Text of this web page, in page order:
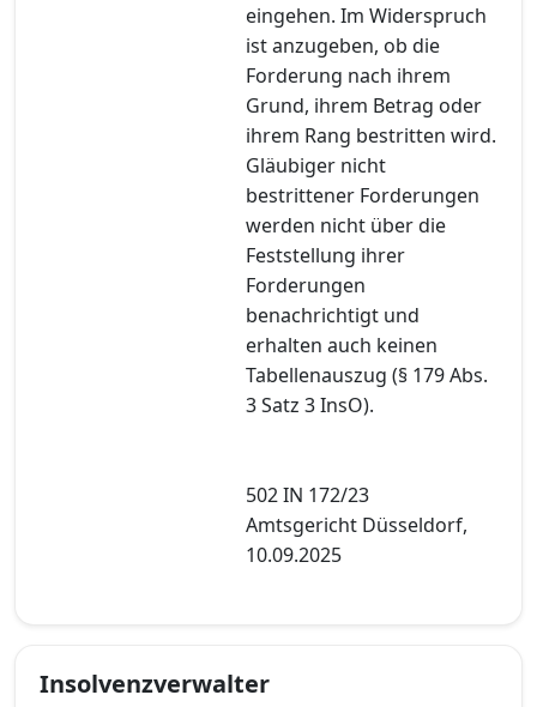
eingehen. Im Widerspruch
ist anzugeben, ob die
Forderung nach ihrem
Grund, ihrem Betrag oder
ihrem Rang bestritten wird.
Gläubiger nicht
bestrittener Forderungen
werden nicht über die
Feststellung ihrer
Forderungen
benachrichtigt und
erhalten auch keinen
Tabellenauszug (§ 179 Abs.
3 Satz 3 InsO).
502 IN 172/23
Amtsgericht Düsseldorf,
10.09.2025
Insolvenzverwalter